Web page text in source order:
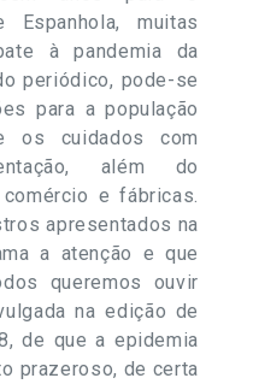
Espanhola, muitas
à pandemia da
periódico, pode-se
para a população
os cuidados com
além do
e fábricas.
apresentados na
a atenção e que
queremos ouvir
na edição de
de que a epidemia
prazeroso, de certa